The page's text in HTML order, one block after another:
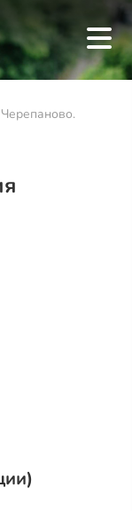
Черепаново.